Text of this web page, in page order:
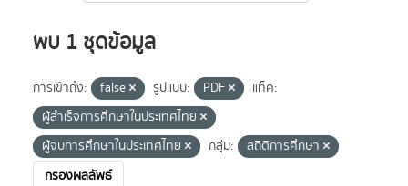
พบ 1 ชุดข้อมูล
การเข้าถึง: false รูปแบบ: PDF
แท็ค:
ผู้สำเร็จการศึกษาในประเทศไทย
ผู้จบการศึกษาในประเทศไทย
กลุ่ม:
สถิติการศึกษา
กรองผลลัพธ์